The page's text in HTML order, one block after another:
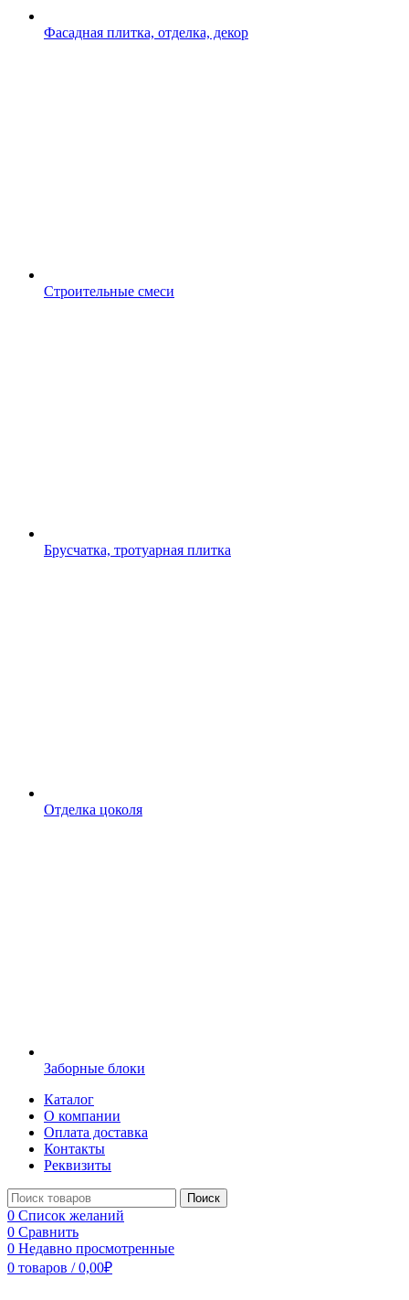
Фасадная плитка, отделка, декор
Строительные смеси
Брусчатка, тротуарная плитка
Отделка цоколя
Заборные блоки
Каталог
О компании
Оплата доставка
Контакты
Реквизиты
Поиск
0 Список желаний
0 Сравнить
0 Недавно просмотренные
0 товаров / 0,00₽